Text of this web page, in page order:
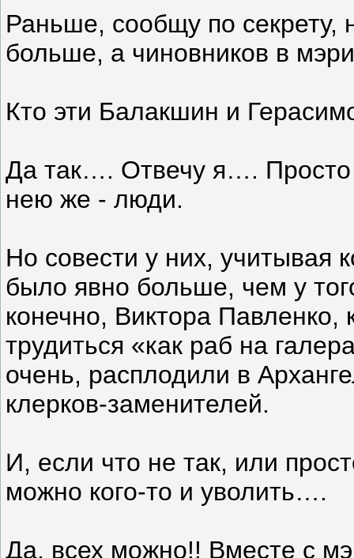
Раньше, сообщу по секрету,
больше, а чиновников в
Кто эти Балакшин и
Да так…. Отвечу я…. Просто
нею же - люди.
Но совести у них, учитывая
было явно больше, чем у
конечно, Виктора
трудиться «как раб на
очень, расплодили в
клерков-заменителей.
И, если что не так, или
можно кого-то и уволить….
Да, всех можно!! Вместе с